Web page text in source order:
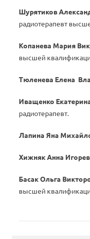
Шурятиков
радиотерапевт
Копанева Мария
высшей
Тюленева Елена
Иващенко
радиотерапевт.
Лапина Яна
Хижняк Анна
Басак Ольга
высшей